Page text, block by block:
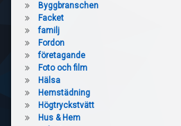
Byggbranschen
Facket
familj
Fordon
företagande
Foto och film
Hälsa
Hemstädning
Högtryckstvätt
Hus & Hem